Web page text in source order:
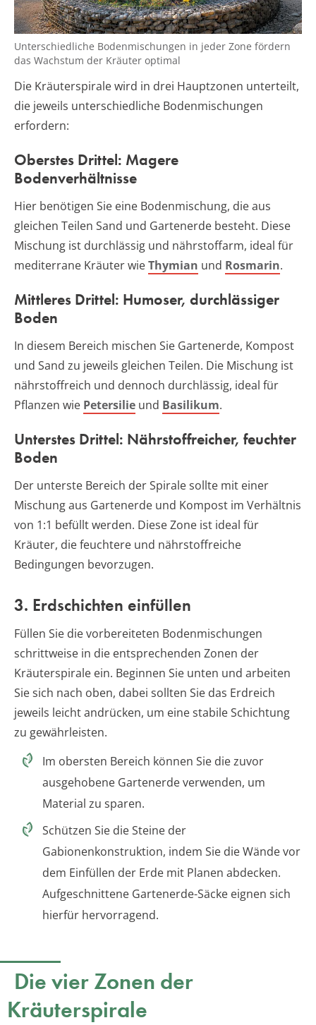
Unterschiedliche Bodenmischungen in jeder Zone fördern
das Wachstum der Kräuter optimal
Die Kräuterspirale wird in drei Hauptzonen unterteilt,
die jeweils unterschiedliche Bodenmischungen
erfordern:
Oberstes Drittel: Magere
Bodenverhältnisse
Hier benötigen Sie eine Bodenmischung, die aus
gleichen Teilen Sand und Gartenerde besteht. Diese
Mischung ist durchlässig und nährstoffarm, ideal für
mediterrane Kräuter wieThymian und Rosmarin.
Mittleres Drittel: Humoser, durchlässiger
Boden
In diesem Bereich mischen Sie Gartenerde, Kompost
und Sand zu jeweils gleichen Teilen. Die Mischung ist
nährstoffreich und dennoch durchlässig, ideal für
Pflanzen wie Petersilie und Basilikum.
Unterstes Drittel: Nährstoffreicher, feuchter
Boden
Der unterste Bereich der Spirale sollte mit einer
Mischung aus Gartenerde und Kompost im Verhältnis
von 1:1 befüllt werden. Diese Zone ist ideal für
Kräuter, die feuchtere und nährstoffreiche
Bedingungen bevorzugen.
3. Erdschichten einfüllen
Füllen Sie die vorbereiteten Bodenmischungen
schrittweise in die entsprechenden Zonen der
Kräuterspirale ein. Beginnen Sie unten und arbeiten
Sie sich nach oben, dabei sollten Sie das Erdreich
jeweils leicht andrücken, um eine stabile Schichtung
zu gewährleisten.
Im obersten Bereich können Sie die zuvor
ausgehobene Gartenerde verwenden, um
Material zu sparen.
Schützen Sie die Steine der
Gabionenkonstruktion, indem Sie die Wände vor
dem Einfüllen der Erde mit Planen abdecken.
Aufgeschnittene Gartenerde-Säcke eignen sich
hierfür hervorragend.
Die vier Zonen der
Kräuterspirale